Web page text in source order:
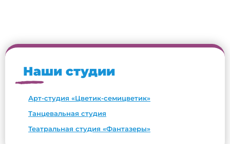
Наши студии
Арт-студия «Цветик-семицветик»
Танцевальная студия
Театральная студия «Фантазеры»